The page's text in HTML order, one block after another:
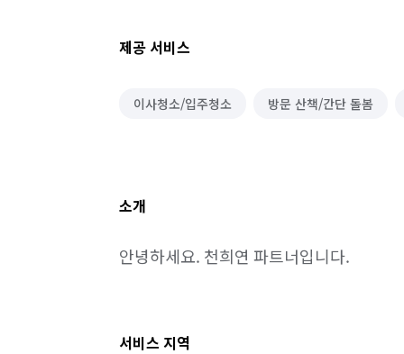
제공 서비스
이사청소/입주청소 방문 산책/간단 돌봄
소개
안녕하세요. 천희연 파트너입니다.
서비스 지역